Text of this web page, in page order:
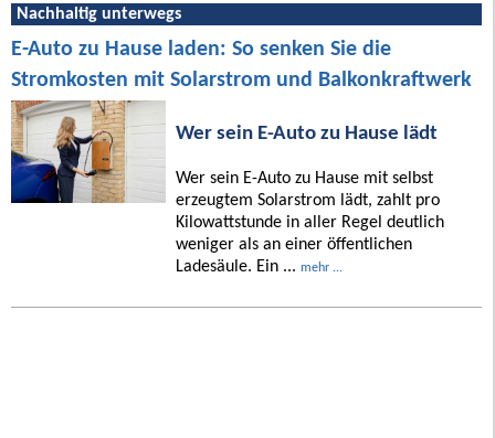
Nachhaltig unterwegs
E-Auto zu Hause laden: So senken Sie die
Stromkosten mit Solarstrom und Balkonkraftwerk
Wer sein E-Auto zu Hause lädt
Wer sein E-Auto zu Hause mit selbst
erzeugtem Solarstrom lädt, zahlt pro
Kilowattstunde in aller Regel deutlich
weniger als an einer öffentlichen
Ladesäule. Ein ... mehr ...